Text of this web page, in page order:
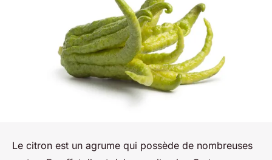
Le citron est un agrume qui possède de nombreuses